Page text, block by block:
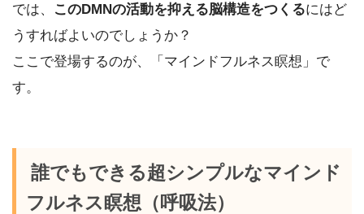
では、 このDMNの活動を抑える脳構造をつくるにはど
うすればよいのでしょうか？
ここで登場するのが、「マインドフルネス瞑想」で
す。
誰でもできる超シンプルなマインド
フルネス瞑想（呼吸法）